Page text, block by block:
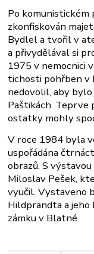
Po
zkonfiskován
Bydlel a tvořil v
a přivydělával si
1975 v nemocnici
tichosti pohřben v
nedovolil, aby
Paštikách. Teprve
ostatky mohly
V roce 1984 byla
uspořádána
obrazů. S
Miloslav Pešek,
vyučil. Vystaveno
Hildprandta a jeho
zámku v Blatné.